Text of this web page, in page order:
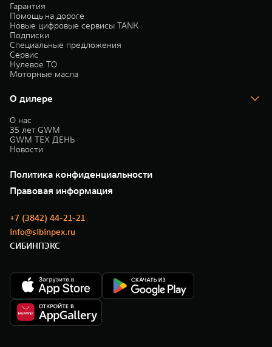
Гарантия
Помощь на дороге
Новые цифровые сервисы TANK
Подписки
Специальные предложения
Сервис
Нулевое ТО
Моторные масла
О дилере
О нас
35 лет GWM
GWM ТЕХ ДЕНЬ
Новости
Политика конфиденциальности
Правовая информация
+7 (3842) 44-21-21
info@sibinpex.ru
СИБИНПЭКС